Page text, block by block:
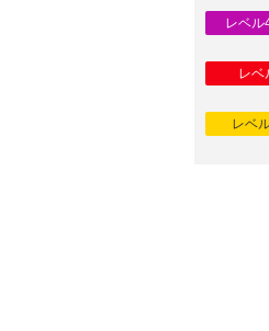
レベル
レベ
レベ